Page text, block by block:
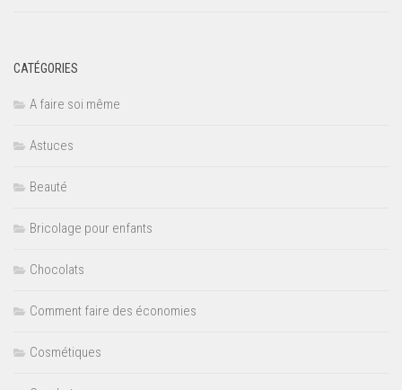
CATÉGORIES
A faire soi même
Astuces
Beauté
Bricolage pour enfants
Chocolats
Comment faire des économies
Cosmétiques